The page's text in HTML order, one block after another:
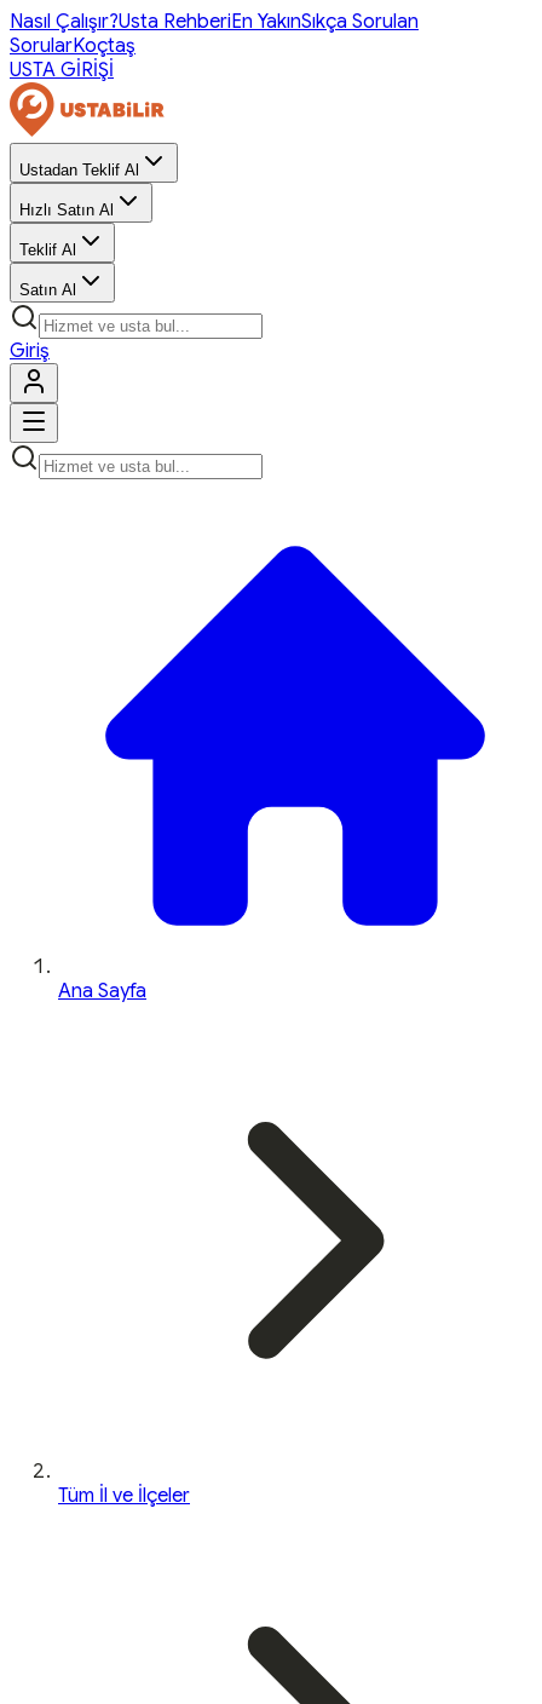
Nasıl Çalışır?Usta RehberiEn YakınSıkça Sorulan
SorularKoçtaş
USTA GİRİŞİ
Ustadan Teklif Al
Hızlı Satın Al
Teklif Al
Satın Al
Giriş
Ana Sayfa
Tüm İl ve İlçeler